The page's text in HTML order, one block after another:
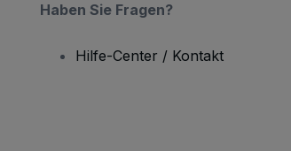
Haben Sie Fragen?
Hilfe-Center / Kontakt